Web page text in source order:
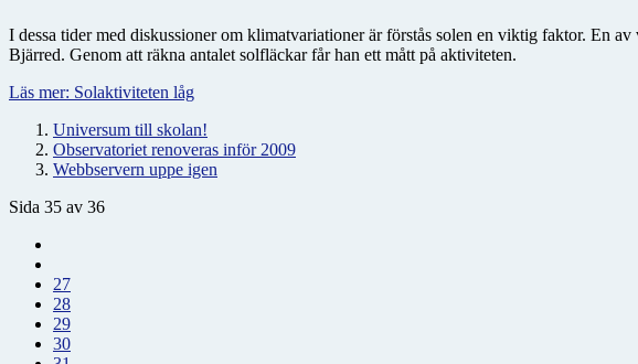
I dessa tider med diskussioner om klimatvariationer är förstås solen en viktig faktor. En
Bjärred. Genom att räkna antalet solfläckar får han ett mått på aktiviteten.
Läs mer: Solaktiviteten låg
Universum till skolan!
Observatoriet renoveras inför 2009
Webbservern uppe igen
Sida 35 av 36
27
28
29
30